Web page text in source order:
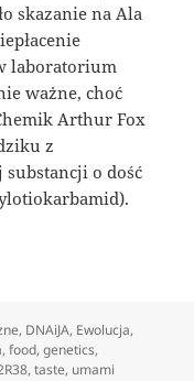
skazanie na Ala
laboratorium
ważne, choć
Arthur Fox
z
o dość
, DNAiJA, Ewolucja,
,food,genetics,
,taste, umami